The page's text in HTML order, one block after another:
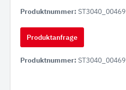
Produktnummer: ST3040_00469
Produktanfrage
Produktnummer: ST3040_00469